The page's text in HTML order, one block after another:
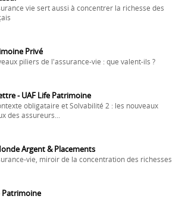
vie sert aussi à concentrer la richesse des
Privé
piliers de l'assurance-vie : que valent-ils ?
- UAF Life Patrimoine
obligataire et Solvabilité 2 : les nouveaux
des assureurs...
Argent & Placements
vie, miroir de la concentration des richesses
Patrimoine